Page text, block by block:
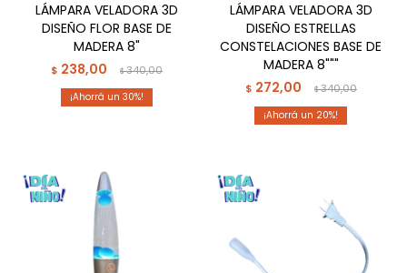
LÁMPARA VELADORA 3D
DISEÑO FLOR BASE DE
MADERA 8"
$ 238,00 $340,00
30
LÁMPARA VELADORA 3D
DISEÑO ESTRELLAS
CONSTELACIONES BASE DE
MADERA 8"""
$ 272,00 $340,00
20